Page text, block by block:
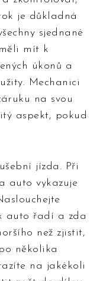
je důkladná
sjednané
mít k
úkonů a
Mechanici
na svou
aspekt, pokud
jízda. Při
auto vykazuje
auto řadí a zda
než zjistit,
několika
na jakékoli